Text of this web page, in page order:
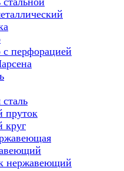
перфорацией
пруток
круг
нержавеющий